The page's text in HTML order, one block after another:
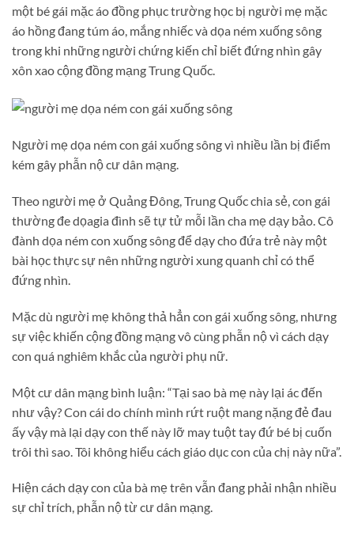
một bé gái mặc áo đồng phục trường học bị người mẹ mặc
áo hồng đang túm áo, mắng nhiếc và dọa ném xuống sông
trong khi những người chứng kiến chỉ biết đứng nhìn gây
xôn xao cộng đồng mạng Trung Quốc.
Người mẹ dọa ném con gái xuống sông vì nhiều lần bị điểm
kém gây phẫn nộ cư dân mạng.
Theo người mẹ ở Quảng Đông, Trung Quốc chia sẻ, con gái
thường đe dọagia đình sẽ tự tử mỗi lần cha mẹ dạy bảo. Cô
đành dọa ném con xuống sông để dạy cho đứa trẻ này một
bài học thực sự nên những người xung quanh chỉ có thể
đứng nhìn.
Mặc dù người mẹ không thả hẳn con gái xuống sông, nhưng
sự việc khiến cộng đồng mạng vô cùng phẫn nộ vì cách dạy
con quá nghiêm khắc của người phụ nữ.
Một cư dân mạng bình luận: “Tại sao bà mẹ này lại ác đến
như vậy? Con cái do chính mình rứt ruột mang nặng đẻ đau
ấy vậy mà lại dạy con thế này lỡ may tuột tay đứ bé bị cuốn
trôi thì sao. Tôi không hiểu cách giáo dục con của chị này nữa”.
Hiện cách dạy con của bà mẹ trên vẫn đang phải nhận nhiều
sự chỉ trích, phẫn nộ từ cư dân mạng.